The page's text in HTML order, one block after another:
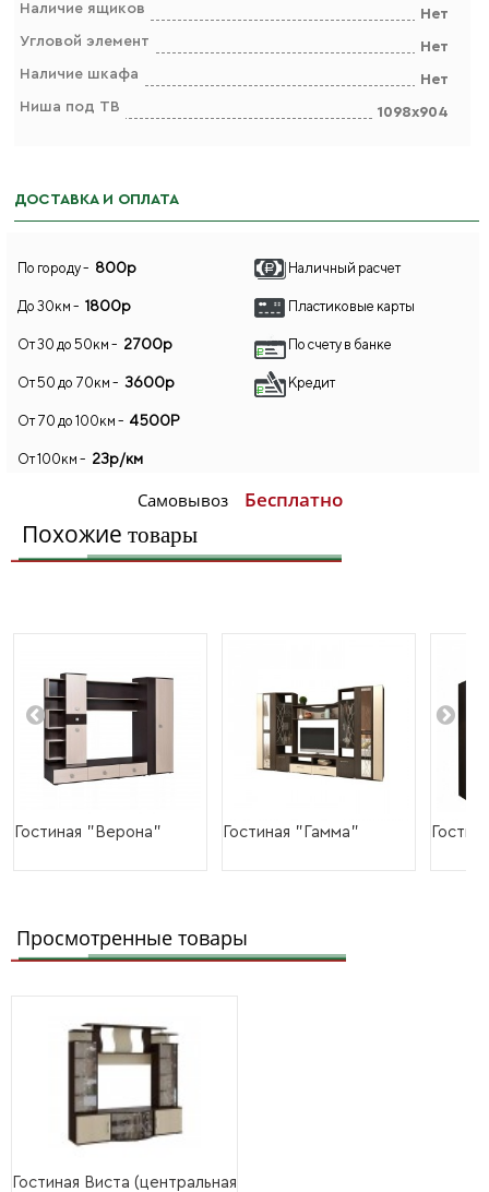
Наличие ящиков
Нет
Угловой элемент
Нет
Наличие шкафа
Нет
Ниша под ТВ
1098х904
ДОСТАВКА И ОПЛАТА
По городу - 800р
До 30км - 1800р
От 30 до 50км - 2700р
От 50 до 70км - 3600р
От 70 до 100км - 4500Р
От 100км - 23р/км
Самовывоз Бесплатно
Наличный расчет
Пластиковые карты
По счету в банке
Кредит
Похожие товары
Гостиная "Верона" Гостиная "Гамма"
Просмотренные товары
Гостиная Виста (центральная